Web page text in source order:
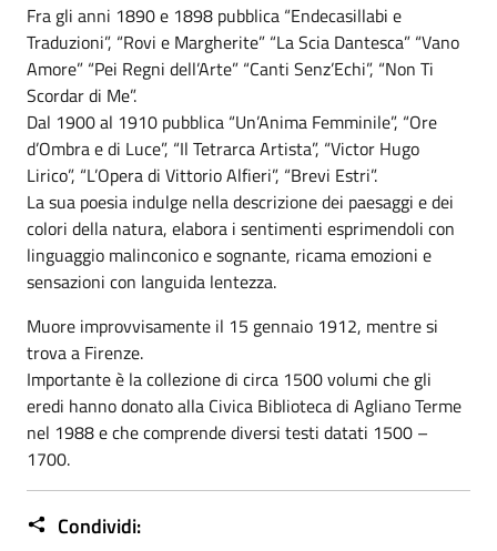
Fra gli anni 1890 e 1898 pubblica “Endecasillabi e
Traduzioni”, “Rovi e Margherite” “La Scia Dantesca” “Vano
Amore” “Pei Regni dell’Arte” “Canti Senz’Echi”, “Non Ti
Scordar di Me”.
Dal 1900 al 1910 pubblica “Un’Anima Femminile”, “Ore
d’Ombra e di Luce”, “Il Tetrarca Artista”, “Victor Hugo
Lirico”, “L’Opera di Vittorio Alfieri”, “Brevi Estri”.
La sua poesia indulge nella descrizione dei paesaggi e dei
colori della natura, elabora i sentimenti esprimendoli con
linguaggio malinconico e sognante, ricama emozioni e
sensazioni con languida lentezza.
Muore improvvisamente il 15 gennaio 1912, mentre si
trova a Firenze.
Importante è la collezione di circa 1500 volumi che gli
eredi hanno donato alla Civica Biblioteca di Agliano Terme
nel 1988 e che comprende diversi testi datati 1500 –
1700.
Condividi: